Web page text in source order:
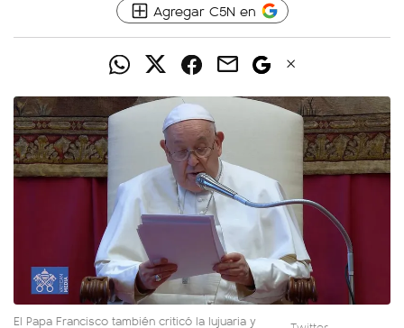
Agregar C5N en
El Papa Francisco también criticó la lujuaria y